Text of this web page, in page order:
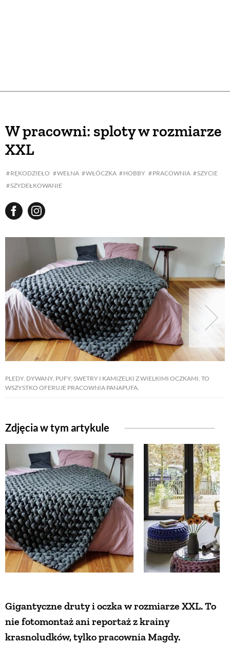
W pracowni: sploty w rozmiarze
XXL
RĘKODZIEŁO WEŁNA WŁÓCZKA HOBBY PRACOWNIA
SZYCIE
SZYDEŁKOWANIE
PLEDY, DYWANY, PUFY, SWETRY I KAMIZELKI Z WIELKIMI OCZKAMI. TO
WSZYSTKO OFERUJE PRACOWNIA PANAPUFA.
Zdjęcia w tym artykule
Gigantyczne druty i oczka w rozmiarze XXL. To
nie fotomontaż ani reportaż z krainy
krasnoludków, tylko pracownia Magdy.